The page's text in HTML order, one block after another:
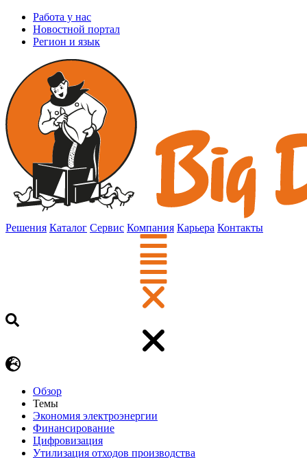
Работа у нас
Новостной портал
Регион и язык
Решения Каталог Сервис Компания Карьера Контакты
Обзор
Темы
Экономия электроэнергии
Финансирование
Цифровизация
Утилизация отходов производства